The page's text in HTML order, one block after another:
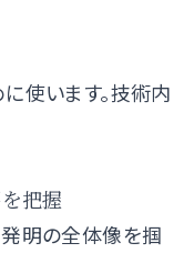
使います。技術内
把握
明の全体像を掴